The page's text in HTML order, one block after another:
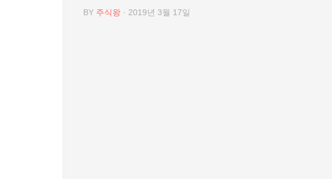
BY 주식왕 · 2019년 3월 17일